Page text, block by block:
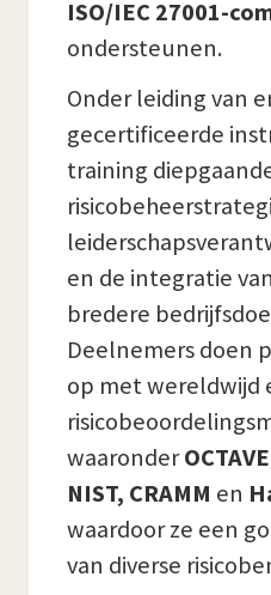
ISO/IEC 27001-
ondersteunen.
Onder leiding van
gecertificeerde
training
en de integratie
bredere
Deelnemers doen
op met wereldwijd
waaronder
NIST, CRAMM en
waardoor ze een
van diverse